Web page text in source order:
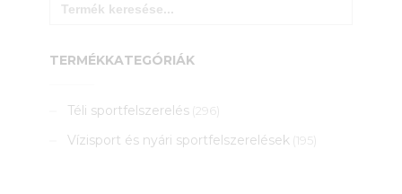
for:
TERMÉKKATEGÓRIÁK
Téli sportfelszerelés (296)
Vízisport és nyári sportfelszerelések (195)